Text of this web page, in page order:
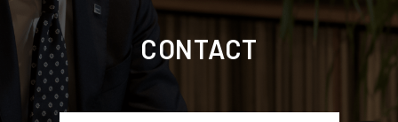
CONTACT